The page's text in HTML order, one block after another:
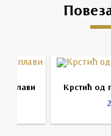
плави
Крстић од